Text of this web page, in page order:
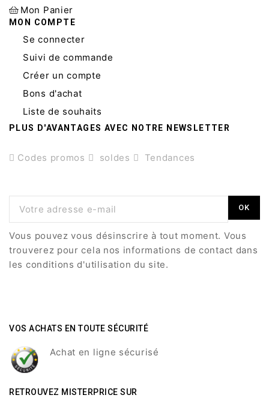
Mon Panier
MON COMPTE
Se connecter
Suivi de commande
Créer un compte
Bons d'achat
Liste de souhaits
PLUS D'AVANTAGES AVEC NOTRE NEWSLETTER
Codes promos soldes Tendances
Vous pouvez vous désinscrire à tout moment. Vous
trouverez pour cela nos informations de contact dans
les conditions d'utilisation du site.
VOS ACHATS EN TOUTE SÉCURITÉ
Achat en ligne sécurisé
RETROUVEZ MISTERPRICE SUR